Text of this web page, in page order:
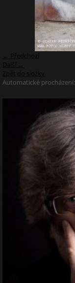
← Předchozí
Další →
Zpět do složky
Automatické procházení: